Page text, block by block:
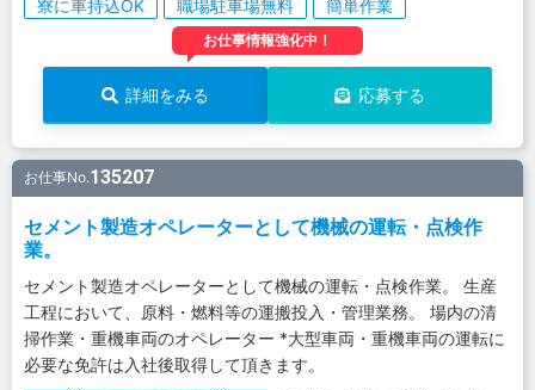
寮に車持込OK
職場駐車場無料 簡単作業
お仕事情報強化中！
詳細をみる 応募する
お仕事No.135207
セメント製造オペレーターとして機械の運転・点検作
業。
セメント製造オペレーターとして機械の運転・点検作業。 生産
工程において、原料・燃料等の運搬投入・管理業務。 場内の清
掃作業・重機車両のオペレーター *大型車両・重機車両の運転に
必要な免許は入社後取得して頂きます。